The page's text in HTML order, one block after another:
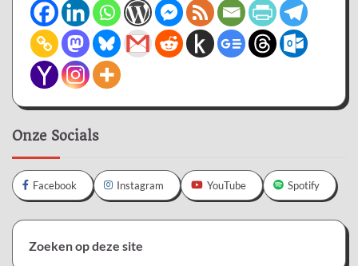
Onze Socials
Facebook Instagram YouTube Spotify
Zoeken op deze site